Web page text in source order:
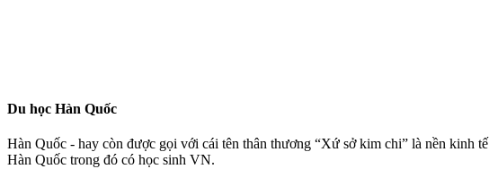
Du học Hàn Quốc
Hàn Quốc - hay còn được gọi với cái tên thân thương “Xứ sở kim chi” là nền kinh
Hàn Quốc trong đó có học sinh VN.